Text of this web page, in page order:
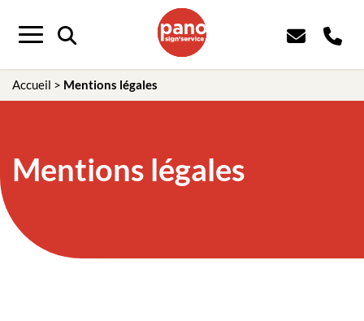
Menu
Accueil > Mentions légales
Mentions légales
Panneau de gestion des cookies